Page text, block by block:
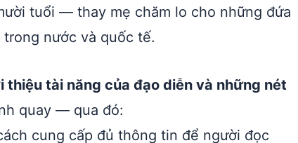
tuổi — thay mẹ chăm lo cho những đứa
nước và quốc tế.
thiệu tài năng của đạo diễn và những nét
quay — qua đó:
cung cấp đủ thông tin để người đọc